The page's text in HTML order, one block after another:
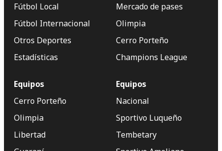
Fútbol Local
Fútbol Internacional
Otros Deportes
Estadísticas
Mercado de pases
Olimpia
Cerro Porteño
Champions League
Equipos
Cerro Porteño
Olimpia
Libertad
Equipos
Nacional
Sportivo Luqueño
Tembetary